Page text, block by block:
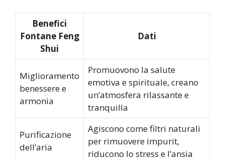
Benefici
Fontane Feng
Shui
Dati
Miglioramento
benessere e
armonia
Promuovono la salute
emotiva e spirituale, creano
un’atmosfera rilassante e
tranquilla
Purificazione
dell’aria
Agiscono come filtri naturali
per rimuovere impurit,
riducono lo stress e l’ansia